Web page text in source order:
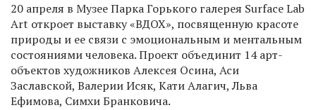
20 апреля в Музее Парка Горького галерея Surface Lab
Art откроет выставку «ВДОХ», посвященную красоте
природы и ее связи с эмоциональным и ментальным
состояниями человека. Проект объединит 14 арт-
объектов художников Алексея Осина, Аси
Заславской, Валерии Исяк, Кати Алагич, Льва
Ефимова, Симхи Бранковича.